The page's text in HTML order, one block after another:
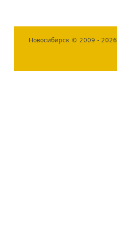
Новосибирск © 2009 - 2026